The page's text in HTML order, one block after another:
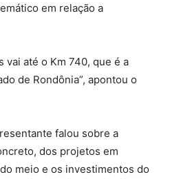
em relação a
vai até o Km 740, que é a
de Rondônia”, apontou o
falou sobre a
dos projetos em
meio e os investimentos do